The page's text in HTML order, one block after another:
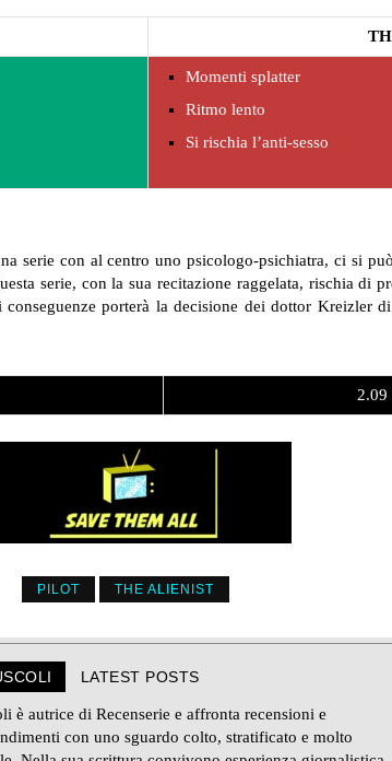
Momenti splatter
Ritmo lento
Si rischia l’anti-sesso
serie con al centro uno psicologo-psichiatra, ci si
serie, con la sua recitazione raggelata, rischia di
porterà la decisione dei dottor Kreizler
PILOT THE ALIENIST
LATEST POSTS
è autrice di Recenserie e affronta recensioni e
con uno sguardo colto, stratificato e molto